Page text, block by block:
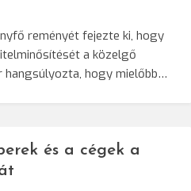
reményét fejezte ki, hogy
a közelgő
hangsúlyozta, hogy mielőbb…
és a cégek a